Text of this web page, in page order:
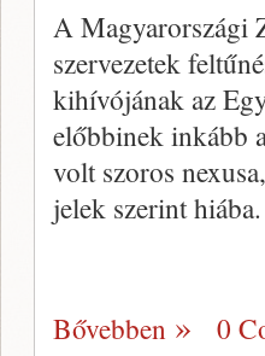
A Magyarországi
szervezetek
kihívójának az
előbbinek inkább
volt szoros
jelek szerint hiába.
Bővebben 0